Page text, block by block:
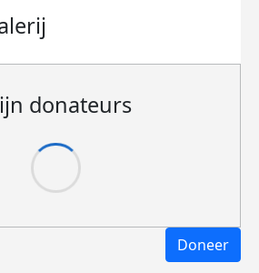
donateurs
Doneer